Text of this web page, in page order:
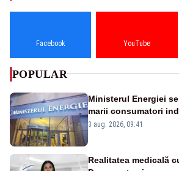
Facebook YouTube
POPULAR
Ministerul Energiei
marii consumatori
reducerea voluntară
3 aug. 2026, 09:41
Realitatea medicală